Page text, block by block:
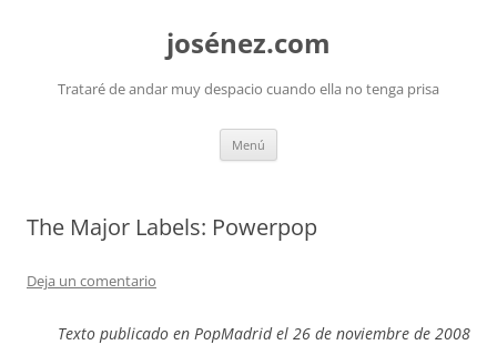
josénez.com
Trataré de andar muy despacio cuando ella no tenga prisa
Menú
The Major Labels: Powerpop
Deja un comentario
Texto publicado en PopMadrid el 26 de noviembre de 2008